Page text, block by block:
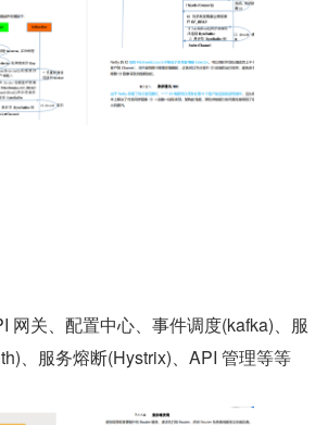
网关、配置中心、事件调度(kafka)、服
、服务熔断(Hystrix)、API 管理等等